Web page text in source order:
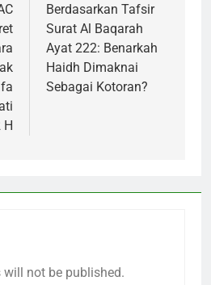
H
Berdasarkan Tafsir
Surat Al Baqarah
Ayat 222: Benarkah
Haidh Dimaknai
Sebagai Kotoran?
will not be published.